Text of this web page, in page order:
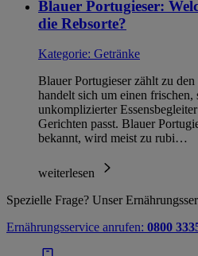
Blauer Portugieser:
die Rebsorte?
Kategorie: Getränke
Blauer Portugieser zählt zu
handelt sich um einen
unkomplizierter
Gerichten passt. Blauer
bekannt, wird meist zu rubi…
weiterlesen
Spezielle Frage? Unser
Ernährungsservice anrufen: 0800